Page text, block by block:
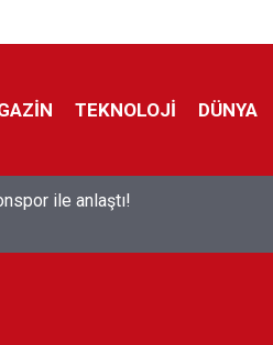
TEKNOLOJİ DÜNYA
ile anlaştı!